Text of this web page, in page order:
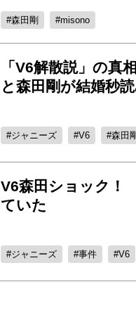
森田剛 misono
「V6解散説」の
と森田剛が結婚秒読
ジャニーズ V6 森田
V6森田ショック！
ていた
ジャニーズ 事件 V6